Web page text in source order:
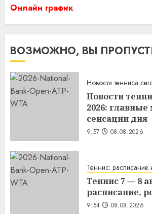
Онлайн график
ВОЗМОЖНО, ВЫ
Новости тенниса
Новости
2026: главные
сенсации дня
9:57 08.08.2026
Теннис: расписание
Теннис 7 — 8
расписание,
9:54 08.08.2026